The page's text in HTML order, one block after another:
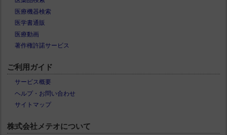
医療機器検索
医学書通販
医療動画
著作権許諾サービス
ご利用ガイド
サービス概要
ヘルプ・お問い合わせ
サイトマップ
株式会社メテオについて